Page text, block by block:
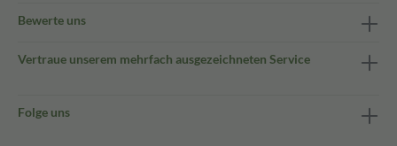
Bewerte uns
Vertraue unserem mehrfach ausgezeichneten Service
Folge uns